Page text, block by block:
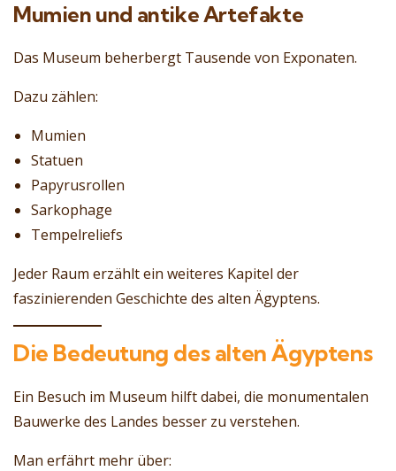
Mumien und antike Artefakte
Das Museum beherbergt Tausende von Exponaten.
Dazu zählen:
Mumien
Statuen
Papyrusrollen
Sarkophage
Tempelreliefs
Jeder Raum erzählt ein weiteres Kapitel der
faszinierenden Geschichte des alten Ägyptens.
Die Bedeutung des alten Ägyptens
Ein Besuch im Museum hilft dabei, die monumentalen
Bauwerke des Landes besser zu verstehen.
Man erfährt mehr über: